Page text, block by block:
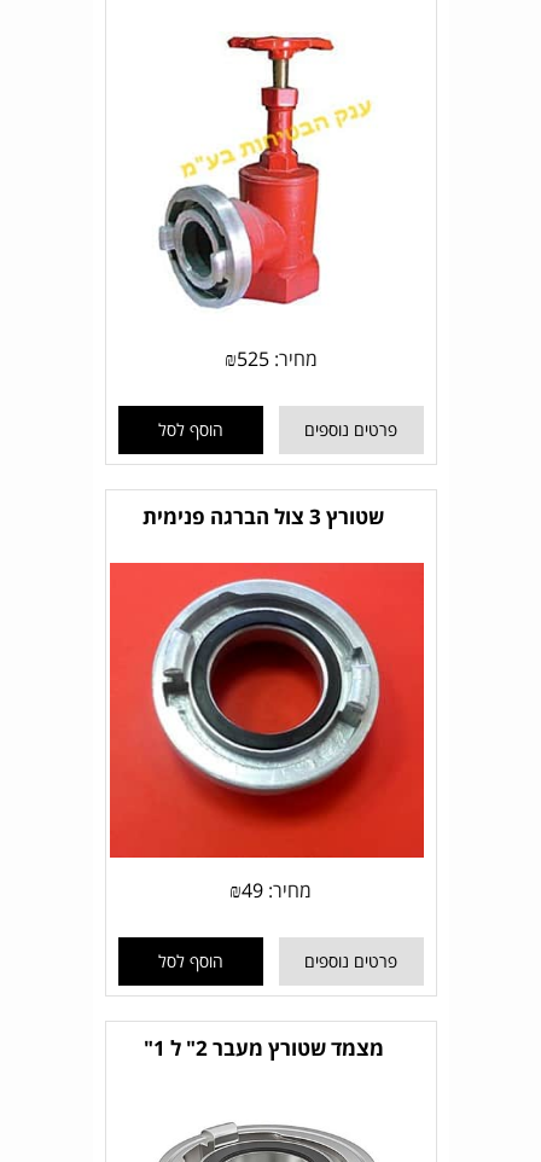
מחיר: ₪525
פרטים נוספים הוסף לסל
שטורץ 3 צול הברגה פנימית
מחיר: ₪49
פרטים נוספים הוסף לסל
מצמד שטורץ מעבר 2" ל 1"